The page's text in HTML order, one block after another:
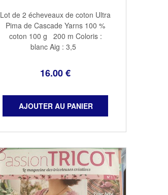
16.00€
Lot de 2 écheveaux de coton Ultra
Pima de Cascade Yarns 100 %
coton 100 g 200 m Coloris :
blanc Aig : 3,5